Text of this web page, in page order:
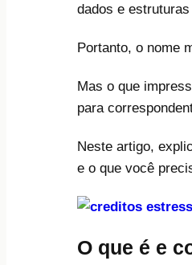
dados e
Portanto, o nome
Mas o que
para
Neste artigo,
e o que você
O que é e